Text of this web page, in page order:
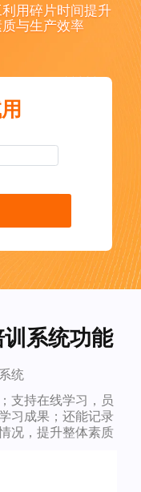
用碎片时间提升
与生产效率
系统功能
统
支持在线学习，员
习成果；还能记录
况，提升整体素质